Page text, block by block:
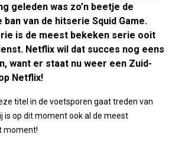
geleden was zo’n beetje de
van de hitserie Squid Game.
is de meest bekeken serie ooit
Netflix wil dat succes nog eens
want er staat nu weer een Zuid-
Netflix!
titel in de voetsporen gaat treden van
is op dit moment ook al de meest
moment!